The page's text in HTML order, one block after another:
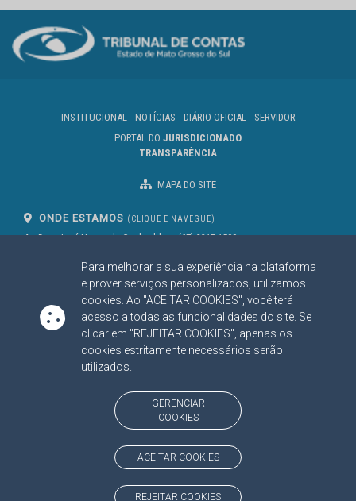
Para melhorar a sua experiência na plataforma
e prover serviços personalizados, utilizamos
cookies. Ao "ACEITAR COOKIES", você terá
acesso a todas as funcionalidades do site. Se
clicar em "REJEITAR COOKIES", apenas os
cookies estritamente necessários serão
utilizados.
GERENCIAR
COOKIES
ACEITAR COOKIES
REJEITAR COOKIES
INSTITUCIONAL NOTÍCIAS DIÁRIO OFICIAL
SERVIDOR
PORTAL DO JURISDICIONADO
TRANSPARÊNCIA
MAPA DO SITE
ONDE ESTAMOS (CLIQUE E NAVEGUE)
Av. Des. José Nunes da Cunha, bloco
Campo Grande/MS
CEP: 79031-310
(67) 3317-1500
SIGA NOSSAS REDES SOCIAIS
Linked InYoutube
Facebook
X
BAIXE NOSSO APLICATIVO
https://www.tce.ms.gov.br